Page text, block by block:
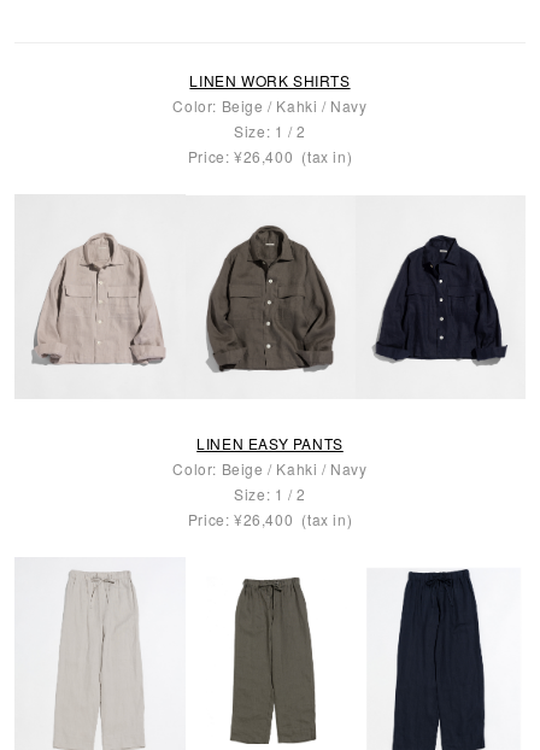
LINEN WORK SHIRTS
Color: Beige / Kahki / Navy
Size: 1 / 2
Price: ¥26,400 (tax in)
LINEN EASY PANTS
Color: Beige / Kahki / Navy
Size: 1 / 2
Price: ¥26,400 (tax in)